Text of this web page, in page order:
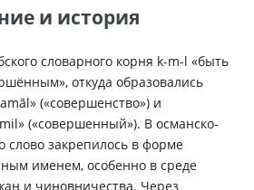
и история
словарного корня k-m-l «быть
откуда образовались
(«совершенство») и
(«совершенный»). В османско-
слово закрепилось в форме
именем, особенно в среде
и чиновничества. Через